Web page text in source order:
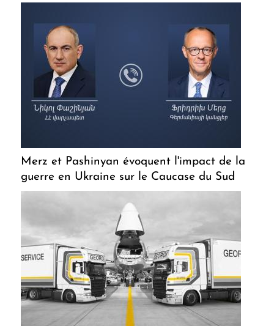
Merz et Pashinyan évoquent l'impact de la
guerre en Ukraine sur le Caucase du Sud